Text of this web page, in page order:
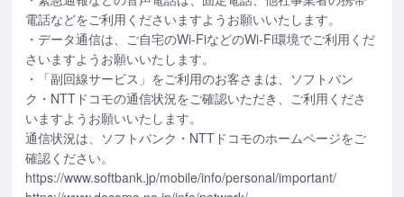
電話などをご利用くださいますようお願いいたします。
・データ通信は、ご自宅のWi-FiなどのWi-Fi環境でご利用くだ
さいますようお願いいたします。
・「副回線サービス」をご利用のお客さまは、ソフトバン
ク・NTTドコモの通信状況をご確認いただき、ご利用くださ
いますようお願いいたします。
通信状況は、ソフトバンク・NTTドコモのホームページをご
確認ください。
https://www.softbank.jp/mobile/info/personal/important/